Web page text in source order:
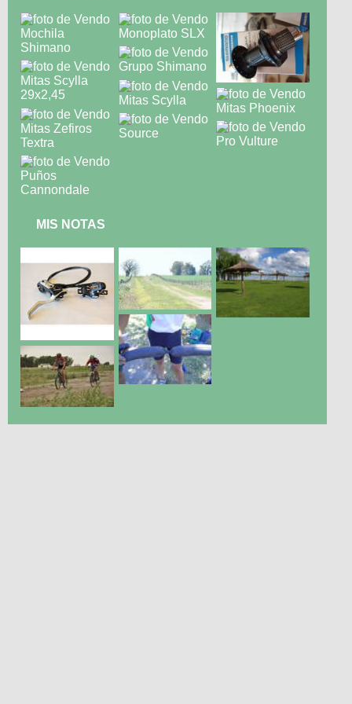
MIS NOTAS